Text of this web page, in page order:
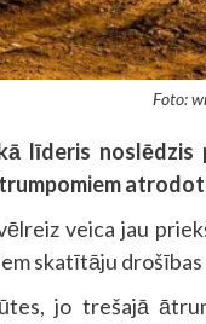
Foto:
līderis noslēdzis
veica jau
skatītāju
jo trešajā